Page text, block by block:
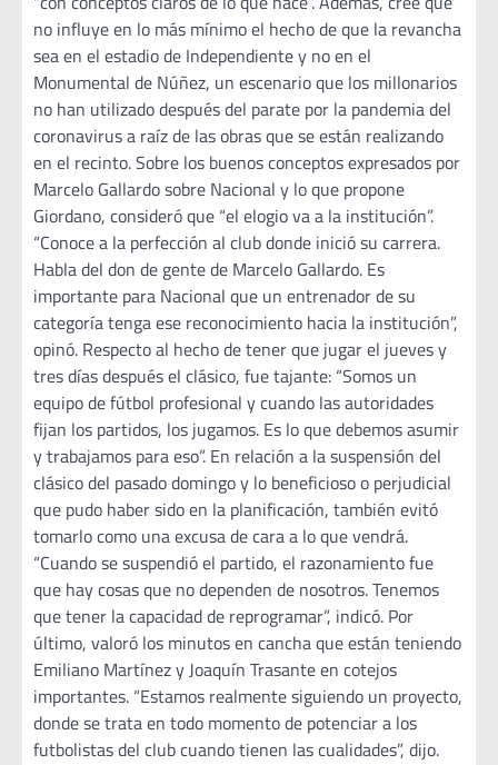
no influye en lo más mínimo el hecho de que la revancha
sea en el estadio de Independiente y no en el
Monumental de Núñez, un escenario que los millonarios
no han utilizado después del parate por la pandemia del
coronavirus a raíz de las obras que se están realizando
en el recinto. Sobre los buenos conceptos expresados por
Marcelo Gallardo sobre Nacional y lo que propone
Giordano, consideró que “el elogio va a la institución”.
“Conoce a la perfección al club donde inició su carrera.
Habla del don de gente de Marcelo Gallardo. Es
importante para Nacional que un entrenador de su
categoría tenga ese reconocimiento hacia la institución”,
opinó. Respecto al hecho de tener que jugar el jueves y
tres días después el clásico, fue tajante: “Somos un
equipo de fútbol profesional y cuando las autoridades
fijan los partidos, los jugamos. Es lo que debemos asumir
y trabajamos para eso”. En relación a la suspensión del
clásico del pasado domingo y lo beneficioso o perjudicial
que pudo haber sido en la planificación, también evitó
tomarlo como una excusa de cara a lo que vendrá.
“Cuando se suspendió el partido, el razonamiento fue
que hay cosas que no dependen de nosotros. Tenemos
que tener la capacidad de reprogramar”, indicó. Por
último, valoró los minutos en cancha que están teniendo
Emiliano Martínez y Joaquín Trasante en cotejos
importantes. “Estamos realmente siguiendo un proyecto,
donde se trata en todo momento de potenciar a los
futbolistas del club cuando tienen las cualidades”, dijo.